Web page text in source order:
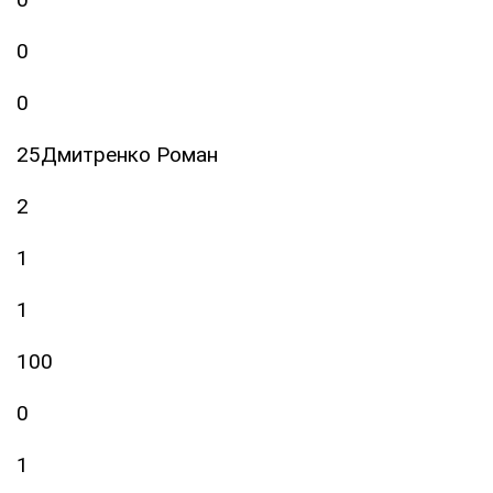
0
0
25Дмитренко Роман
2
1
1
100
0
1